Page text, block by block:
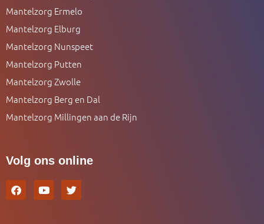
Mantelzorg Ermelo
Mantelzorg Elburg
Mantelzorg Nunspeet
Mantelzorg Putten
Mantelzorg Zwolle
Mantelzorg Berg en Dal
Mantelzorg Millingen aan de Rijn
Volg ons online
F
a
Y
o
T
w